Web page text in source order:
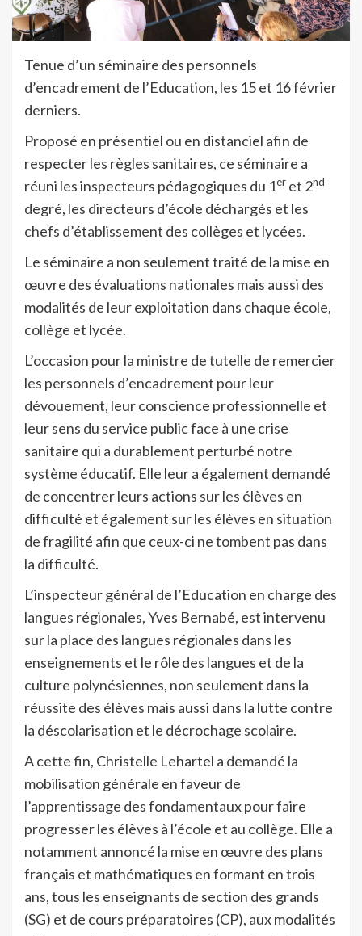
Tenue d’un séminaire des personnels
d’encadrement de l’Education, les 15 et 16 février
derniers.
Proposé en présentiel ou en distanciel afin de
respecter les règles sanitaires, ce séminaire a
réuni les inspecteurs pédagogiques du 1er et 2nd
degré, les directeurs d’école déchargés et les
chefs d’établissement des collèges et lycées.
Le séminaire a non seulement traité de la mise en
œuvre des évaluations nationales mais aussi des
modalités de leur exploitation dans chaque école,
collège et lycée.
L’occasion pour la ministre de tutelle de remercier
les personnels d’encadrement pour leur
dévouement, leur conscience professionnelle et
leur sens du service public face à une crise
sanitaire qui a durablement perturbé notre
système éducatif. Elle leur a également demandé
de concentrer leurs actions sur les élèves en
difficulté et également sur les élèves en situation
de fragilité afin que ceux-ci ne tombent pas dans
la difficulté.
L’inspecteur général de l’Education en charge des
langues régionales, Yves Bernabé, est intervenu
sur la place des langues régionales dans les
enseignements et le rôle des langues et de la
culture polynésiennes, non seulement dans la
réussite des élèves mais aussi dans la lutte contre
la déscolarisation et le décrochage scolaire.
A cette fin, Christelle Lehartel a demandé la
mobilisation générale en faveur de
l’apprentissage des fondamentaux pour faire
progresser les élèves à l’école et au collège. Elle a
notamment annoncé la mise en œuvre des plans
français et mathématiques en formant en trois
ans, tous les enseignants de section des grands
(SG) et de cours préparatoires (CP), aux modalités